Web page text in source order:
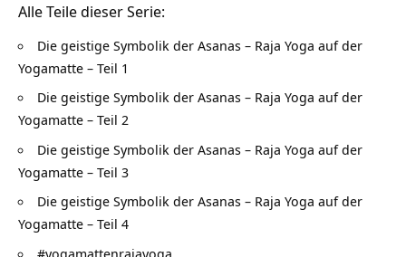
Alle Teile dieser Serie:
Die geistige Symbolik der Asanas – Raja Yoga auf der
Yogamatte – Teil 1
Die geistige Symbolik der Asanas – Raja Yoga auf der
Yogamatte – Teil 2
Die geistige Symbolik der Asanas – Raja Yoga auf der
Yogamatte – Teil 3
Die geistige Symbolik der Asanas – Raja Yoga auf der
Yogamatte – Teil 4
#yogamattenrajayoga